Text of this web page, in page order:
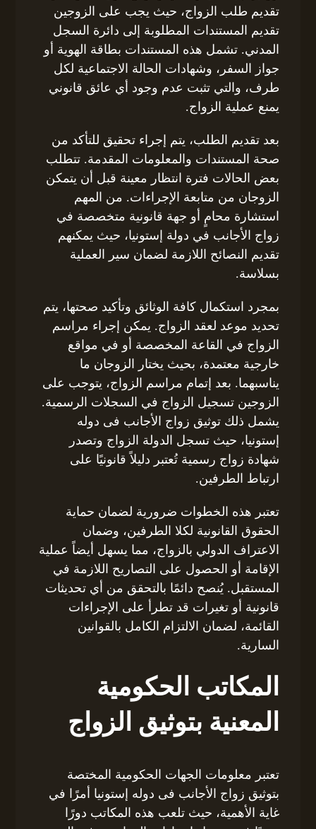
تقديم طلب الزواج، حيث يجب على الزوجين
تقديم المستندات المطلوبة إلى دائرة السجل
المدني. تشمل هذه المستندات بطاقة الهوية أو
جواز السفر، وشهادات الحالة الاجتماعية لكل
طرف، والتي تثبت عدم وجود أي عائق قانوني
يمنع عملية الزواج.
بعد تقديم الطلب، يتم إجراء تحقيق للتأكد من
صحة المستندات والمعلومات المقدمة. تتطلب
بعض الحالات فترة انتظار معينة قبل أن يتمكن
الزوجان من متابعة الإجراءات. من المهم
استشارة محامٍ أو جهة قانونية متخصصة في
زواج الأجانب في دولة إستونيا، حيث يمكنهم
تقديم النصائح اللازمة لضمان سير العملية
بسلاسة.
بمجرد استكمال كافة الوثائق وتأكيد صحتها، يتم
تحديد موعد لعقد الزواج. يمكن إجراء مراسم
الزواج في القاعة المخصصة أو في مواقع
خارجية معتمدة، بحيث يختار الزوجان ما
يناسبهما. بعد إتمام مراسم الزواج، يتوجب على
الزوجين تسجيل الزواج في السجلات الرسمية.
يشمل ذلك توثيق زواج الأجانب فى دوله
إستونيا، حيث تسجل الدولة الزواج وتصدر
شهادة زواج رسمية تُعتبر دليلاً قانونيًا على
ارتباط الطرفين.
تعتبر هذه الخطوات ضرورية لضمان حماية
الحقوق القانونية لكلا الطرفين، وضمان
الاعتراف الدولي بالزواج، مما يسهل أيضاً عملية
الإقامة أو الحصول على التصاريح اللازمة في
المستقبل. يُنصح دائمًا بالتحقق من أي تحديثات
قانونية أو تغيرات قد تطرأ على الإجراءات
القائمة، لضمان الالتزام الكامل بالقوانين
السارية.
المكاتب الحكومية
المعنية بتوثيق الزواج
تعتبر معلومات الجهات الحكومية المختصة
بتوثيق زواج الأجانب فى دوله إستونيا أمرًا في
غاية الأهمية، حيث تلعب هذه المكاتب دورًا